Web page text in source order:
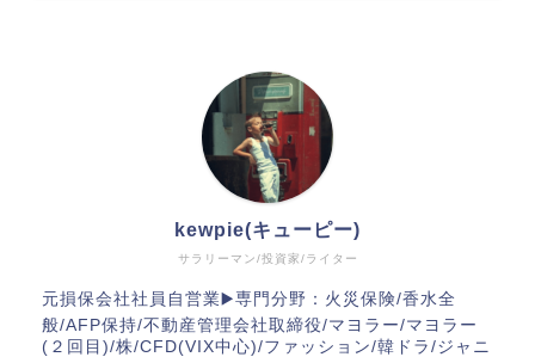
サラリーマン/投資家/ライター
kewpie(キューピー)
元損保会社社員自営業▶️専門分野：火災保険/香水全
般/AFP保持/不動産管理会社取締役/マヨラー/マヨラー
(２回目)/株/CFD(VIX中心)/ファッション/韓ドラ/ジャニ